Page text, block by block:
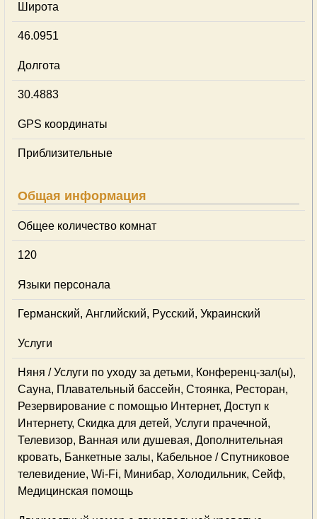
Широта
46.0951
Долгота
30.4883
GPS координаты
Приблизительные
Общая информация
Общее количество комнат
120
Языки персонала
Германский, Английский, Русский, Украинский
Услуги
Няня / Услуги по уходу за детьми, Конференц-зал(ы),
Сауна, Плавательный бассейн, Стоянка, Ресторан,
Резервирование с помощью Интернет, Доступ к
Интернету, Скидка для детей, Услуги прачечной,
Телевизор, Ванная или душевая, Дополнительная
кровать, Банкетные залы, Кабельное / Спутниковое
телевидение, Wi-Fi, Минибар, Холодильник, Сейф,
Медицинская помощь